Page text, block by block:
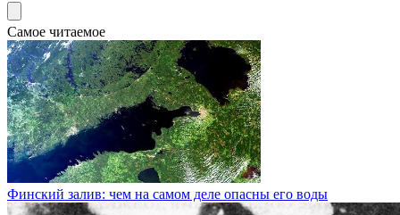
Самое читаемое
Финский залив: чем на самом деле опасны его воды